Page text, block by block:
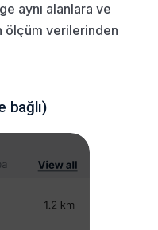
aynı alanlara ve
ölçüm verilerinden
bağlı)